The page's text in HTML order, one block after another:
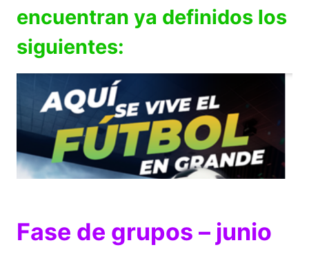
encuentran ya definidos los
siguientes:
Fase de grupos – junio